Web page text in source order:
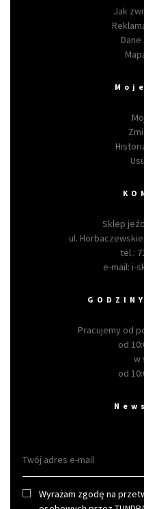
Jak
Sklep
ul.
tel.:
e-mail: i-
Pracujemy od
od
w
od
Wyrażam zgodę na